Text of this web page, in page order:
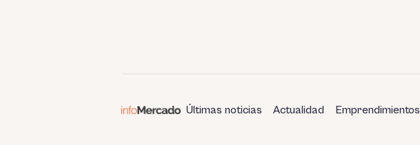
Últimas noticias Actualidad Emprendimientos